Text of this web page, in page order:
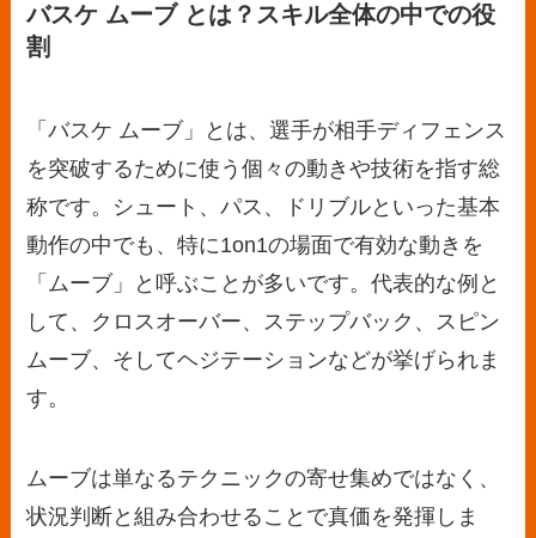
バスケ ムーブ とは？スキル全体の中での役
割
「バスケ ムーブ」とは、選手が相手ディフェンス
を突破するために使う個々の動きや技術を指す総
称です。シュート、パス、ドリブルといった基本
動作の中でも、特に1on1の場面で有効な動きを
「ムーブ」と呼ぶことが多いです。代表的な例と
して、クロスオーバー、ステップバック、スピン
ムーブ、そしてヘジテーションなどが挙げられま
す。
ムーブは単なるテクニックの寄せ集めではなく、
状況判断と組み合わせることで真価を発揮しま